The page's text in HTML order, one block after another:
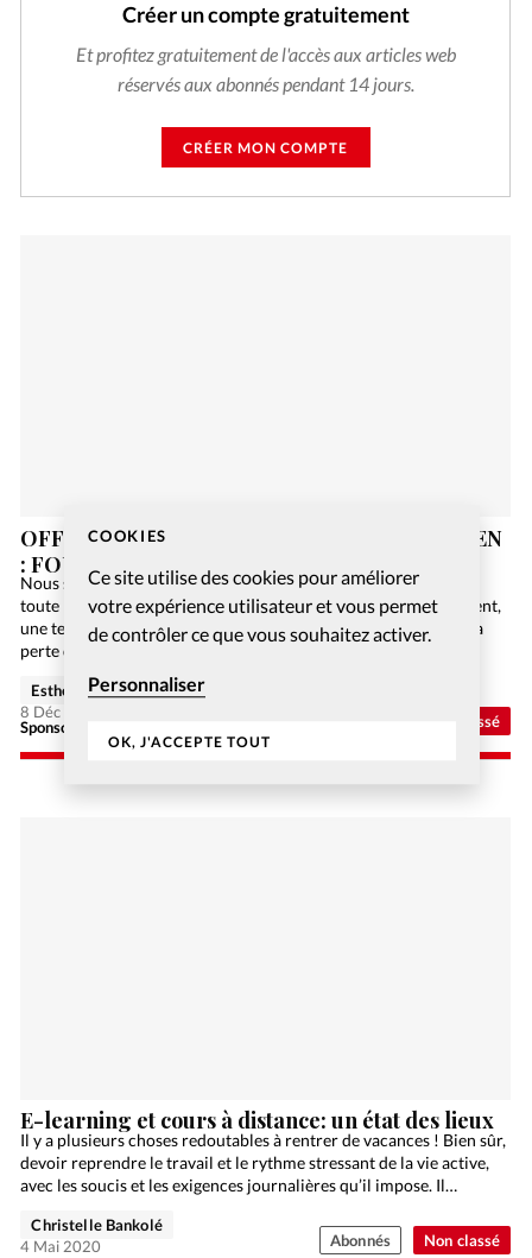
COOKIES
Ce site utilise des cookies pour améliorer
votre expérience utilisateur et vous permet
de contrôler ce que vous souhaitez activer.
Personnaliser
OK, J'ACCEPTE TOUT
Créer un compte gratuitement
Et profitez gratuitement de l'accès aux articles web
réservés aux abonnés pendant 14 jours.
CRÉER MON COMPTE
Non classé
OFFREZ-VOUS UN JEU DE SOCIÉTÉ CHRÉTIEN
: FOUILLES EN GALILÉE
Nous sommes en 2084. L’humanité n’utilise plus de papier car
toute l’information est numérisée sur Internet. Malheureusement,
une terrible panne informatique de niveau mondial engendre la
perte de toutes ces précieuses données, et la Bible…
Sponsorisé - Alliance Biblilque Française
Esther Hänggi
8 Déc 2020
Non classé
E-learning et cours à distance: un état des lieux
Il y a plusieurs choses redoutables à rentrer de vacances ! Bien sûr,
devoir reprendre le travail et le rythme stressant de la vie active,
avec les soucis et les exigences journalières qu’il impose. Il…
Christelle Bankolé
4 Mai 2020
Abonnés